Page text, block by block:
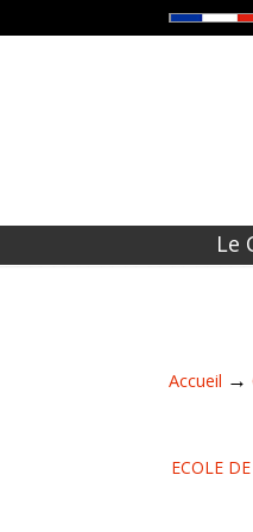
Le
Accueil →
ECOLE